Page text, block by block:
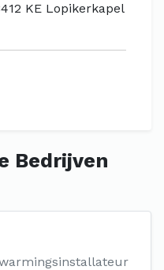
KE Lopikerkapel
Bedrijven